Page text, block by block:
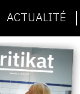
ACTUALITÉ